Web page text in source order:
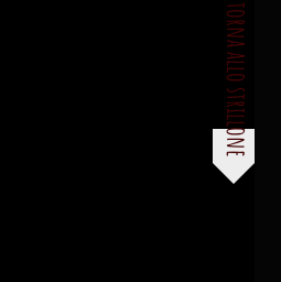
torna allo strillone